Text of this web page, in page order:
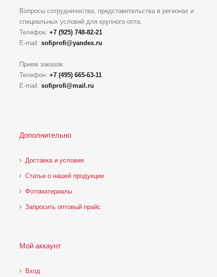
Вопросы сотрудничества, представительства в регионах и
специальных условий для крупного опта:
Телефон: +7 (925) 748-82-21
E-mail: sofiprofi@yandex.ru
Прием заказов:
Телефон: +7 (495) 665-63-11
E-mail: sofiprofi@mail.ru
Дополнительно
Доставка и условия
Статьи о нашей продукции
Фотоматериалы
Запросить оптовый прайс
Мой аккаунт
Вход